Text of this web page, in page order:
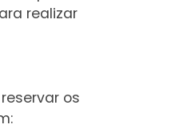
realizar
os